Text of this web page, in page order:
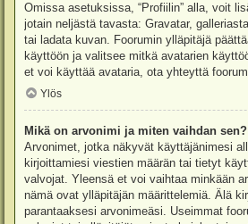
Omissa asetuksissa, “Profiilin” alla, voit
jotain neljästä tavasta: Gravatar,
tai ladata kuvan. Foorumin ylläpitäjä
käyttöön ja valitsee mitkä avatarien
et voi käyttää avataria, ota yhteyttä
Ylös
Mikä on arvonimi ja miten vaihdan sen?
Arvonimet, jotka näkyvät käyttäjänimesi
kirjoittamiesi viestien määrän tai tietyt
valvojat. Yleensä et voi vaihtaa minkään
nämä ovat ylläpitäjän määrittelemiä. Älä
parantaaksesi arvonimeäsi. Useimmat